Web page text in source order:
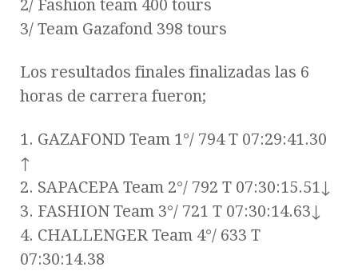
2/ Fashion team 400 tours
3/ Team Gazafond 398 tours
Los resultados finales finalizadas las 6
horas de carrera fueron;
1. GAZAFOND Team 1°/ 794 T 07:29:41.30
↑
2. SAPACEPA Team 2°/ 792 T 07:30:15.51↓
3. FASHION Team 3°/ 721 T 07:30:14.63↓
4. CHALLENGER Team 4°/ 633 T
07:30:14.38